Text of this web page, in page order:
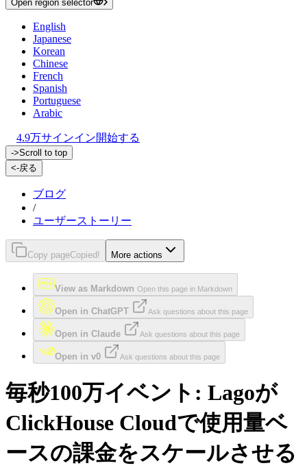
Open region selector
English
Japanese
Korean
Chinese
French
Spanish
Portuguese
Arabic
4.9万サインイン開始する
->Scroll to top
<-戻る
ブログ
/
ユーザーストーリー
Copy pageCopied! More actions
View as Markdown Open this page in Markdown
Open in ChatGPT Ask questions about this page
Open in Claude Ask questions about this page
Open in v0 Ask questions about this page
毎秒100万イベント: Lagoが
ClickHouse Cloudで使用量ベ
ースの課金をスケールさせる